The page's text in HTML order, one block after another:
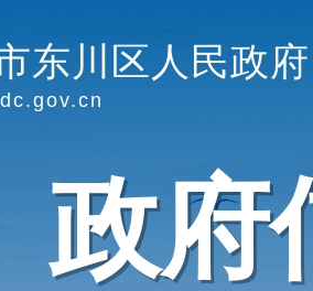
东川区人民政府
政府